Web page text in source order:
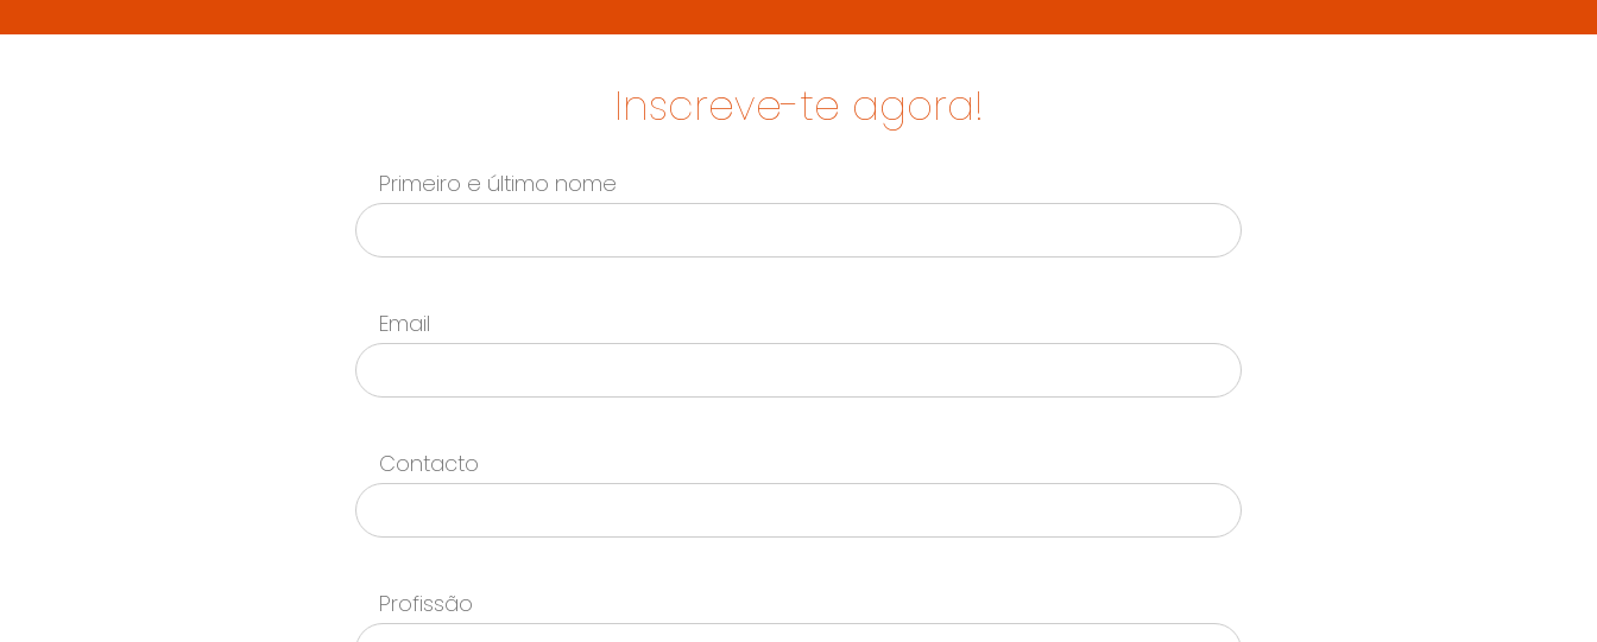
Inscreve-te agora!
Primeiro e último nome
Email
Contacto
Profissão